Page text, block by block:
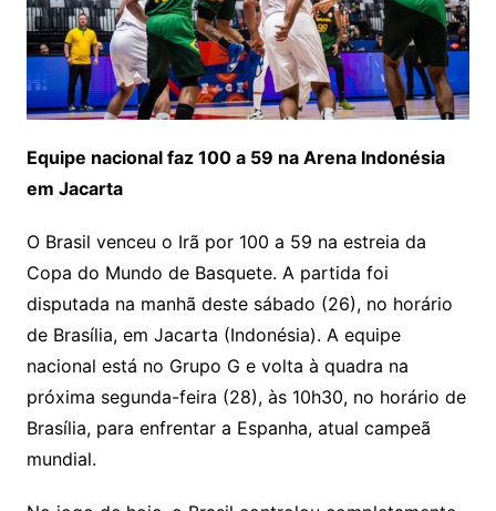
Equipe nacional faz 100 a 59 na Arena Indonésia
em Jacarta
O Brasil venceu o Irã por 100 a 59 na estreia da
Copa do Mundo de Basquete. A partida foi
disputada na manhã deste sábado (26), no horário
de Brasília, em Jacarta (Indonésia). A equipe
nacional está no Grupo G e volta à quadra na
próxima segunda-feira (28), às 10h30, no horário de
Brasília, para enfrentar a Espanha, atual campeã
mundial.